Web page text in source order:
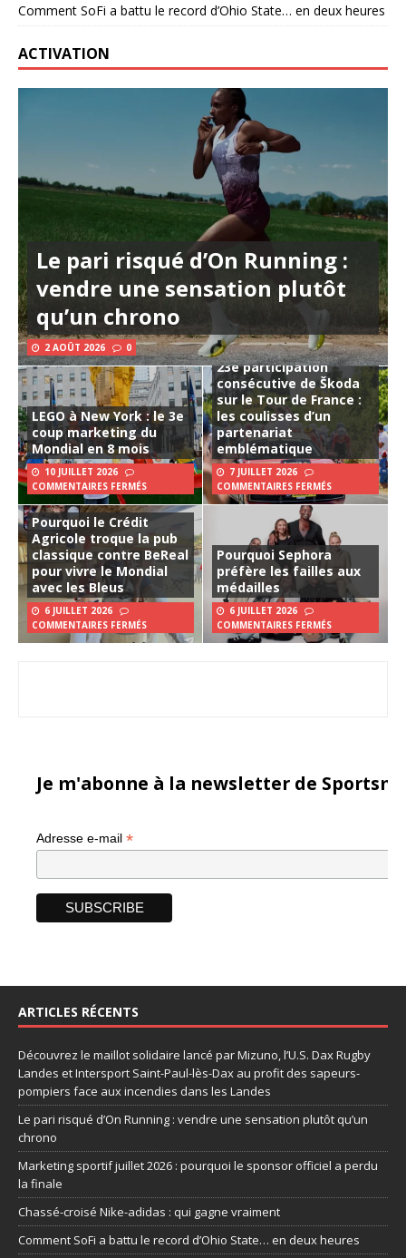
Comment SoFi a battu le record d’Ohio State… en deux heures
ACTIVATION
Le pari risqué d’On Running :
vendre une sensation plutôt
qu’un chrono
2 AOÛT 2026 0
LEGO à New York : le 3e
coup marketing du
Mondial en 8 mois
10 JUILLET 2026
COMMENTAIRES FERMÉS
23e participation
consécutive de Škoda
sur le Tour de France :
les coulisses d’un
partenariat
emblématique
7 JUILLET 2026
COMMENTAIRES FERMÉS
Pourquoi le Crédit
Agricole troque la pub
classique contre BeReal
pour vivre le Mondial
avec les Bleus
6 JUILLET 2026
COMMENTAIRES FERMÉS
Pourquoi Sephora
préfère les failles aux
médailles
6 JUILLET 2026
COMMENTAIRES FERMÉS
Je m'abonne à la newsletter de
Adresse e-mail *
ARTICLES RÉCENTS
Découvrez le maillot solidaire lancé par Mizuno, l’U.S. Dax Rugby
Landes et Intersport Saint-Paul-lès-Dax au profit des sapeurs-
pompiers face aux incendies dans les Landes
Le pari risqué d’On Running : vendre une sensation plutôt qu’un
chrono
Marketing sportif juillet 2026 : pourquoi le sponsor officiel a perdu
la finale
Chassé-croisé Nike-adidas : qui gagne vraiment
Comment SoFi a battu le record d’Ohio State… en deux heures